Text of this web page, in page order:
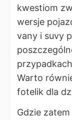
kwestiom
wersje
vany i suvy
Warto
fotelik dla
Gdzie